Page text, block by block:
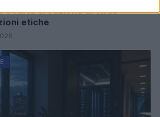
e AI: la creazione di virus
etiche